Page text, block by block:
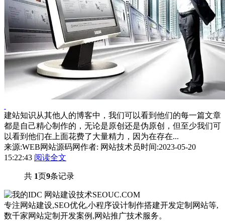
建站知识从其他人的博客中，我们可以看到他们的每一篇文章
都是自己精心制作的，无论是原创还是伪原创，但至少我们可
以看到他们在上面花费了大量精力，因为在存在...
来源:WEB网站源码网作者: 网站技术员时间:2023-05-20
15:22:43 阅读全文
共 1页9条记录
网站建设技术SEOUC.COM
专注网站建设,SEO优化,小程序设计制作搭建开发定制网站等,
数千家网站定制开发案例,网站推广技术服务。